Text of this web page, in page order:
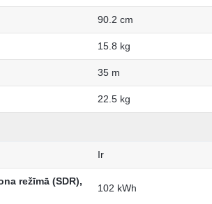
90.2 cm
15.8 kg
35 m
22.5 kg
Ir
režīmā (SDR),
102 kWh